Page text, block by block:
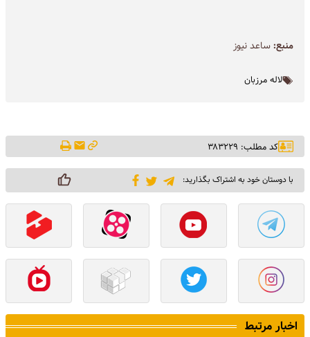
منبع:ساعد نیوز
لاله مرزبان
کد مطلب: ۳۸۳۲۲۹
با دوستان خود به اشتراک بگذارید:
اخبار مرتبط